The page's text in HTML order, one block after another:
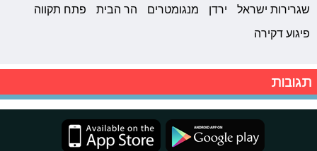
שגרירות ישראל
ירדן מנגומטרים הר הבית
פתח תקווה
פיגוע דקירה
תגובות